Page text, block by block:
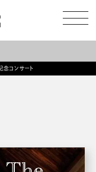
念コンサート